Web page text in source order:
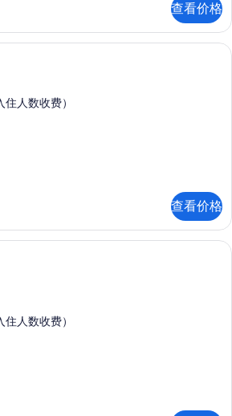
查看价格
人数收费）
查看价格
奢华套房, 海港景观 | 起居区 | 0-英寸
人数收费）